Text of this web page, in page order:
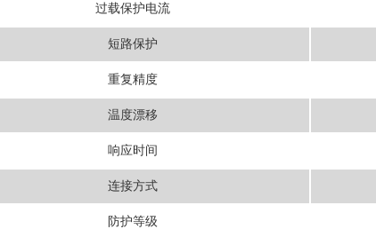
过载保护电流
短路保护
重复精度
温度漂移
响应时间
连接方式
防护等级